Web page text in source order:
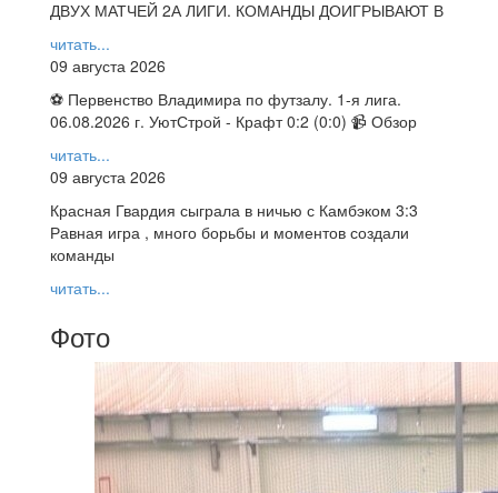
ДВУХ МАТЧЕЙ 2А ЛИГИ. КОМАНДЫ ДОИГРЫВАЮТ В
читать...
09 августа 2026
⚽ Первенство Владимира по футзалу. 1-я лига.
06.08.2026 г. УютСтрой - Крафт 0:2 (0:0) 📹 Обзор
читать...
09 августа 2026
Красная Гвардия сыграла в ничью с Камбэком 3:3
Равная игра , много борьбы и моментов создали
команды
читать...
Фото